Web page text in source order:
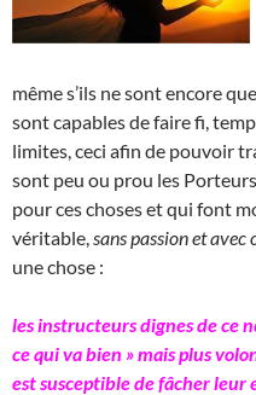
même s’ils ne sont encore
sont capables de faire fi,
limites, ceci afin de pouvoir
sont peu ou prou les
pour ces choses et qui font
véritable, sans passion et
une chose :
les instructeurs dignes de ce
ce qui va bien » mais plus
est susceptible de fâcher leur